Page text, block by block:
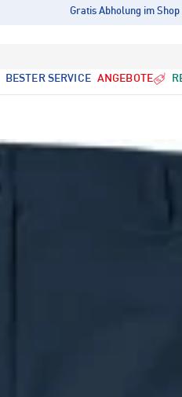
Gratis Abholung im Shop
BESTER SERVICE ANGEBOTE